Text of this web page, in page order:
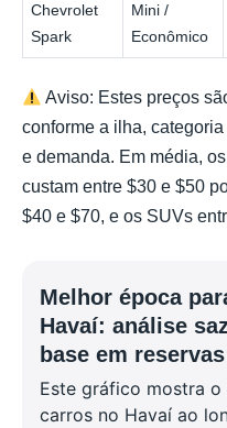
Chevrolet
Spark
Mini /
Econômico
Aviso: Estes preços
conforme a ilha,
e demanda. Em média,
custam entre $30 e $50
$40 e $70, e os SUVs
Melhor época
Havaí: análise
base em
Este gráfico mostra
carros no Havaí ao